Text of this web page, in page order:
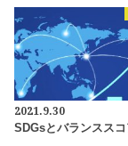
2021.9.30
SDGsとバランスス